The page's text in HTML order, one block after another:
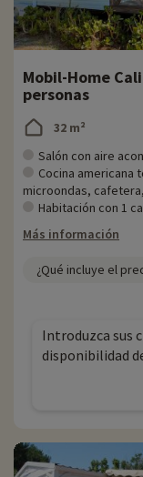
Mobil-Home
personas
32 m²
Salón con aire
Cocina americana
microondas,
Habitación con 1
Más información
¿Qué incluye el
Introduzca sus
disponibilidad